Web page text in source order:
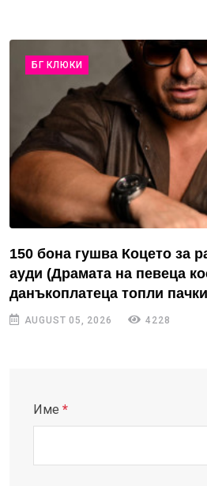
БГ КЛЮКИ
150 бона гушва Коцето за
ауди (Драмата на певеца
данъкоплатеца топли
AUGUST 05, 2026 4228
Име *